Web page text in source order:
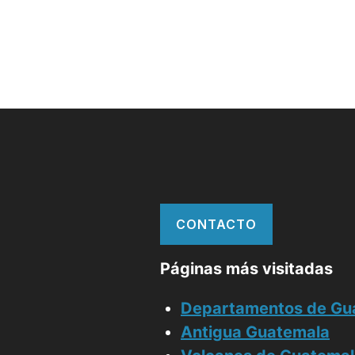
CONTACTO
Páginas más visitadas
Departamentos de
Antigua Guatemala